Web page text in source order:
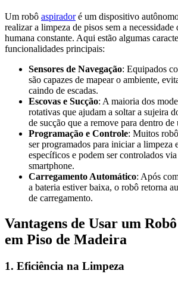
Um robô aspiradoré um dispositivo
realizar a limpeza de pisos sem a necessidade
humana constante. Aqui estão algumas
funcionalidades principais:
Sensores de Navegação: Equipados
são capazes de mapear o ambiente,
caindo de escadas.
Escovas e Sucção: A maioria dos
rotativas que ajudam a soltar a sujeira
de sucção que a remove para dentro
Programação e Controle: Muitos
ser programados para iniciar a limpeza
específicos e podem ser controlados
smartphone.
Carregamento Automático: Após
a bateria estiver baixa, o robô retorna
de carregamento.
Vantagens de Usar um
em Piso de Madeira
1. Eficiência na Limpeza